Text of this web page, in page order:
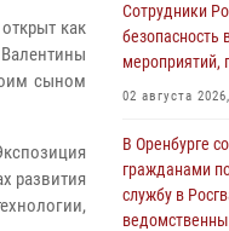
как
сыном
развития
Сотрудники
безопасность
02 августа
В Оренбурге
гражданами
службу в